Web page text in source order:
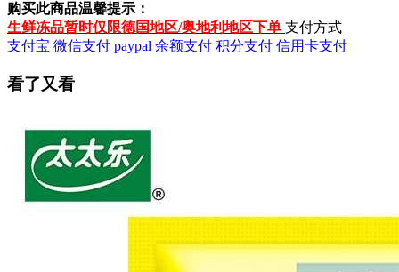
购买此商品温馨提示：
生鲜冻品暂时仅限德国地区/奥地利地区下单 支付方式
支付宝 微信支付 paypal 余额支付 积分支付 信用卡支付
看了又看